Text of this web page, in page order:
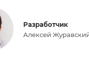
Разработчик
Алексей